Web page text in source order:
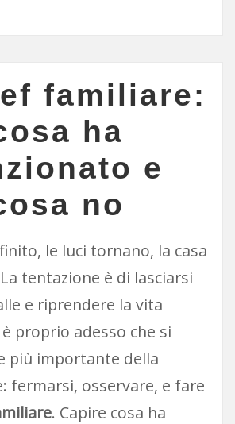
familiare:
ha
e
no
le luci tornano, la casa
tentazione è di lasciarsi
e riprendere la vita
proprio adesso che si
più importante della
fermarsi, osservare, e fare
. Capire cosa ha